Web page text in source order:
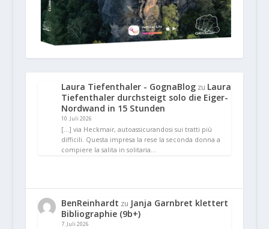
Laura Tiefenthaler - GognaBlogzu Laura
Tiefenthaler durchsteigt solo die Eiger-
Nordwand in 15 Stunden
10. Juli 2026
[…] via Heckmair, autoassicurandosi sui tratti più
difficili. Questa impresa la rese la seconda donna a
compiere la salita in solitaria…
BenReinhardt zu Janja Garnbret klettert
Bibliographie (9b+)
7. Juli 2026